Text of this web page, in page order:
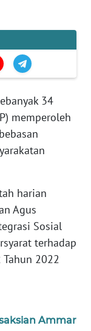
34
memperoleh
harian
Agus
Sosial
terhadap
2022
Ammar